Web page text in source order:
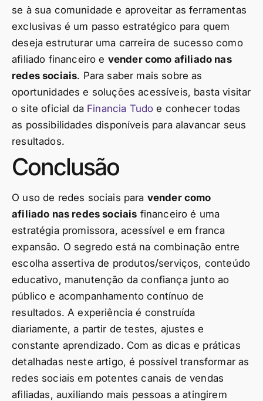
se à sua comunidade e aproveitar as ferramentas
exclusivas é um passo estratégico para quem
deseja estruturar uma carreira de sucesso como
afiliado financeiro e vender como afiliado nas
redes sociais. Para saber mais sobre as
oportunidades e soluções acessíveis, basta visitar
o site oficial da Financia Tudo e conhecer todas
as possibilidades disponíveis para alavancar seus
resultados.
Conclusão
O uso de redes sociais para vender como
afiliado nas redes sociais financeiro é uma
estratégia promissora, acessível e em franca
expansão. O segredo está na combinação entre
escolha assertiva de produtos/serviços, conteúdo
educativo, manutenção da confiança junto ao
público e acompanhamento contínuo de
resultados. A experiência é construída
diariamente, a partir de testes, ajustes e
constante aprendizado. Com as dicas e práticas
detalhadas neste artigo, é possível transformar as
redes sociais em potentes canais de vendas
afiliadas, auxiliando mais pessoas a atingirem